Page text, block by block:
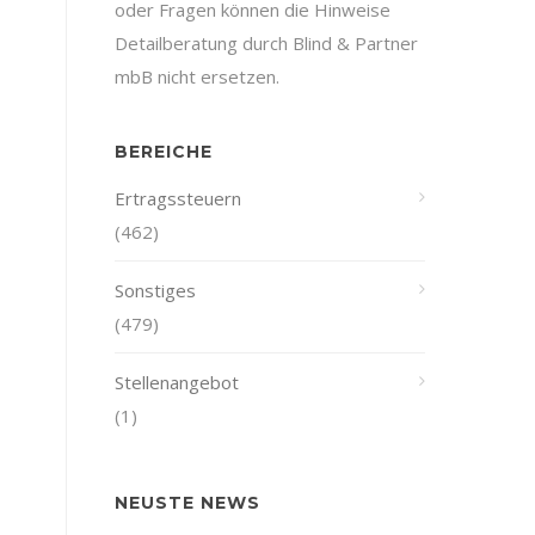
oder Fragen können die Hinweise
Detailberatung durch Blind & Partner
mbB nicht ersetzen.
BEREICHE
Ertragssteuern
(462)
Sonstiges
(479)
Stellenangebot
(1)
NEUSTE NEWS